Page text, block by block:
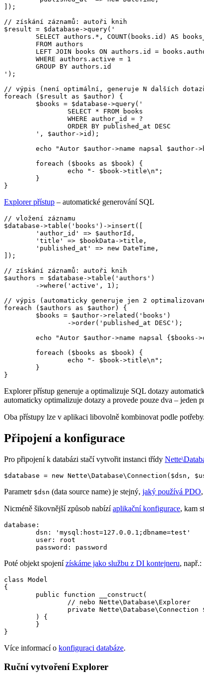
]);
// získání záznamů: autoři knih
$result = $database->query('
');
// výpis (není optimální, generuje N dalších
foreach ($result as $author) {
Explorer přístup – automatické generování SQL
// vložení záznamu
$database->table('books')->insert([
]);
// získání záznamů: autoři knih
$authors = $database->table('authors')
// výpis (automaticky generuje jen 2
foreach ($authors as $author) {
Explorer přístup generuje a optimalizuje SQL dotazy
automaticky optimalizuje dotazy a provede pouze dva – jeden
Oba přístupy lze v aplikaci libovolně kombinovat podle potřeby.
Připojení a konfigurace
Pro připojení k databázi stačí vytvořit instanci třídy
Parametr $dsn (data source name) je stejný, jaký používá PDO
Nicméně šikovnější způsob nabízíaplikační konfigurace, kam
database:
Poté objekt spojenízískáme jako službu z DI kontejneru, např.:
class Model
{
Více informací o konfiguraci databáze.
Ruční vytvoření Explorer